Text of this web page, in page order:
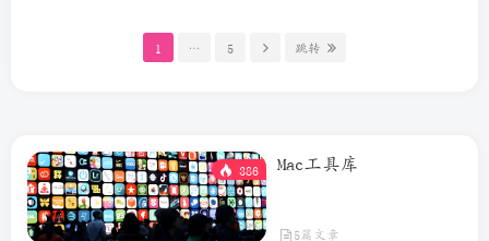
1 … 5 跳转
386 Mac工具库
5篇文章